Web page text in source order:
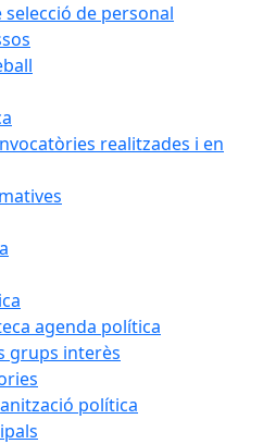
de personal
realitzades i en
agenda política
grups interès
política